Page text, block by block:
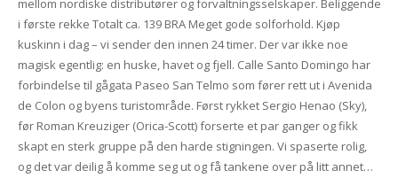
mellom nordiske distributører og forvaltningsselskaper. Beliggende
i første rekke Totalt ca. 139 BRA Meget gode solforhold. Kjøp
kuskinn i dag – vi sender den innen 24 timer. Der var ikke noe
magisk egentlig: en huske, havet og fjell. Calle Santo Domingo har
forbindelse til gågata Paseo San Telmo som fører rett ut i Avenida
de Colon og byens turistområde. Først rykket Sergio Henao (Sky),
før Roman Kreuziger (Orica-Scott) forserte et par ganger og fikk
skapt en sterk gruppe på den harde stigningen. Vi spaserte rolig,
og det var deilig å komme seg ut og få tankene over på litt annet…